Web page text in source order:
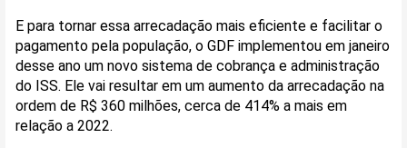
E para tornar essa arrecadação mais eficiente e facilitar o
pagamento pela população, o GDF implementou em janeiro
desse ano um novo sistema de cobrança e administração
do ISS. Ele vai resultar em um aumento da arrecadação na
ordem de R$ 360 milhões, cerca de 414% a mais em
relação a 2022.